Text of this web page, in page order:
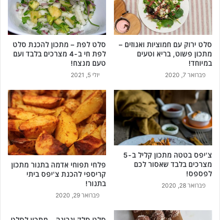
מ
י
נ
ס
ע
נ
ה
ז
י
ת
י
מ
ח
ו
נ
י
נ
ת
מ
ר
ק
ק
י
נ
ה
סלט ירוק עם חמוציות ואגוזים –
מתכון פשוט, בריא וטעים
במיוחד!
פברואר 7, 2020
סלט לפת – מתכון להכנת סלט
לפת חי ב-4 מצרכים בלבד ועם
טעם מנצח!
יולי 5, 2021
צ'יפס בטטה מתכון קליל ב-5
מצרכים בלבד שאסור לכם
לפספס!
פברואר 28, 2020
פלחי תפוחי אדמה בתנור מתכון
קריספי להכנת צ'יפס ביתי
בתנור!
פברואר 29, 2020